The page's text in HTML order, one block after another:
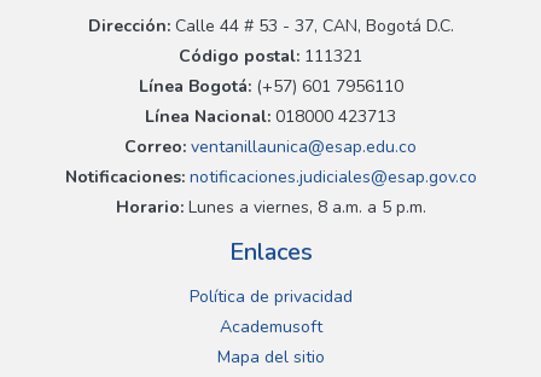
Dirección:Calle 44 # 53 - 37, CAN, Bogotá D.C.
Código postal: 111321
Línea Bogotá:(+57) 601 7956110
Línea Nacional: 018000 423713
Correo: ventanillaunica@esap.edu.co
Notificaciones:notificaciones.judiciales@esap.gov.co
Horario:Lunes a viernes, 8 a.m. a 5 p.m.
Enlaces
Política de privacidad
Academusoft
Mapa del sitio